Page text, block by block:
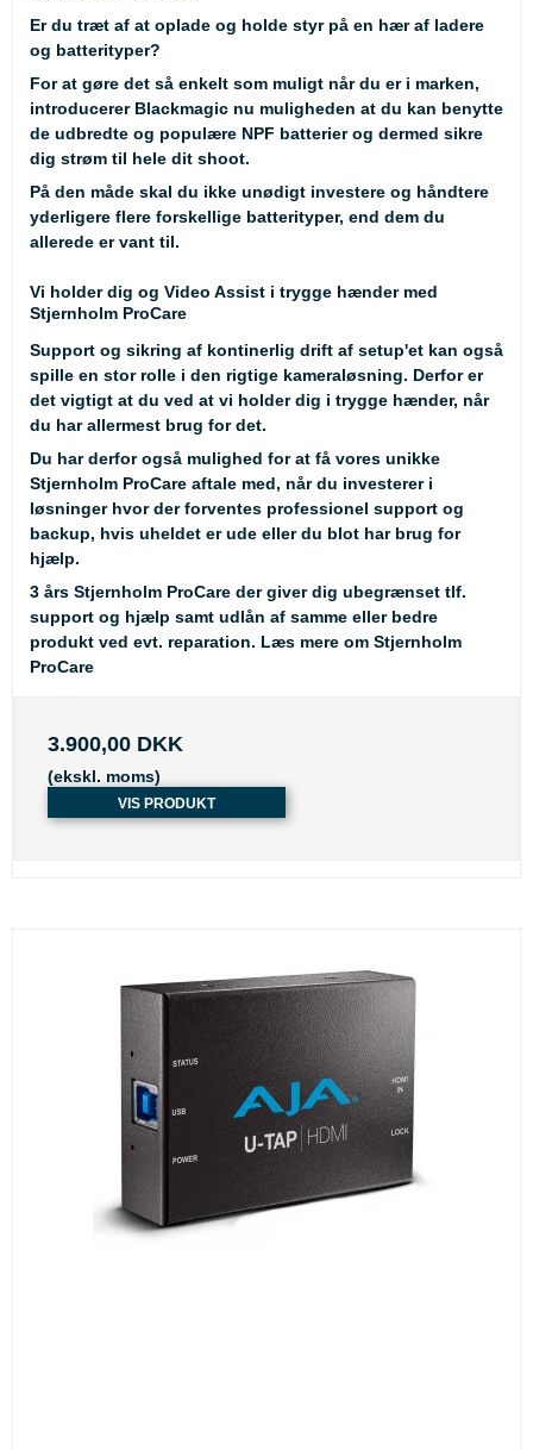
Er du træt af at oplade og holde styr på en hær af ladere
og batterityper?
For at gøre det så enkelt som muligt når du er i marken,
introducerer Blackmagic nu muligheden at du kan benytte
de udbredte og populære NPF batterier og dermed sikre
dig strøm til hele dit shoot.
På den måde skal du ikke unødigt investere og håndtere
yderligere flere forskellige batterityper, end dem du
allerede er vant til.
Vi holder dig og Video Assist i trygge hænder med
Stjernholm ProCare
Support og sikring af kontinerlig drift af setup'et kan også
spille en stor rolle i den rigtige kameraløsning. Derfor er
det vigtigt at du ved at vi holder dig i trygge hænder, når
du har allermest brug for det.
Du har derfor også mulighed for at få vores unikke
Stjernholm ProCare aftale med, når du investerer i
løsninger hvor der forventes professionel support og
backup, hvis uheldet er ude eller du blot har brug for
hjælp.
3 års Stjernholm ProCare der giver dig ubegrænset tlf.
support og hjælp samt udlån af samme eller bedre
produkt ved evt. reparation. Læs mere om Stjernholm
ProCare
3.900,00 DKK
(ekskl. moms)
VIS PRODUKT